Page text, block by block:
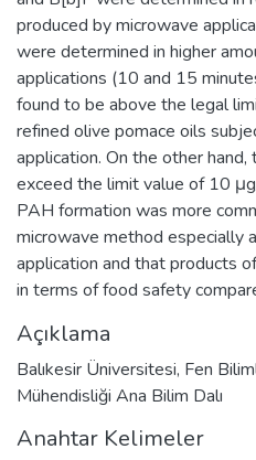
produced by microwave
were determined in higher
applications (10 and 15
found to be above the legal
refined olive pomace oils
application. On the other
exceed the limit value of 10
PAH formation was more
microwave method especially
application and that products
in terms of food safety
Açıklama
Balıkesir Üniversitesi, Fen
Mühendisliği Ana Bilim Dalı
Anahtar Kelimeler